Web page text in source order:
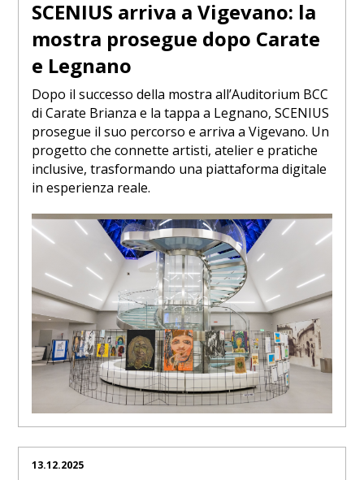
SCENIUS arriva a Vigevano: la
mostra prosegue dopo Carate
e Legnano
Dopo il successo della mostra all’Auditorium BCC
di Carate Brianza e la tappa a Legnano, SCENIUS
prosegue il suo percorso e arriva a Vigevano. Un
progetto che connette artisti, atelier e pratiche
inclusive, trasformando una piattaforma digitale
in esperienza reale.
13.12.2025